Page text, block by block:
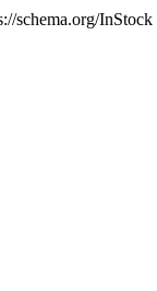
schema.org/InStock